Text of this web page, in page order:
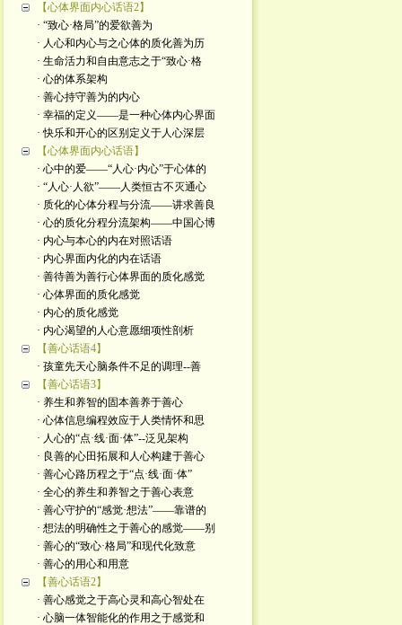
【心体界面内心话语2】
· “致心·格局”的爱欲善为
· 人心和内心与之心体的质化善为历
· 生命活力和自由意志之于“致心·格
· 心的体系架构
· 善心持守善为的内心
· 幸福的定义——是一种心体内心界面
· 快乐和开心的区别定义于人心深层
【心体界面内心话语】
· 心中的爱——“人心·内心”于心体的
· “人心·人欲”——人类恒古不灭通心
· 质化的心体分程与分流——讲求善良
· 心的质化分程分流架构——中国心博
· 内心与本心的内在对照话语
· 内心界面内化的内在话语
· 善待善为善行心体界面的质化感觉
· 心体界面的质化感觉
· 内心的质化感觉
· 内心渴望的人心意愿细项性剖析
【善心话语4】
· 孩童先天心脑条件不足的调理--善
【善心话语3】
· 养生和养智的固本善养于善心
· 心体信息编程效应于人类情怀和思
· 人心的“点·线·面·体”--泛见架构
· 良善的心田拓展和人心构建于善心
· 善心心路历程之于“点·线·面·体”
· 全心的养生和养智之于善心表意
· 善心守护的“感觉·想法”——靠谱的
· 想法的明确性之于善心的感觉——别
· 善心的“致心·格局”和现代化致意
· 善心的用心和用意
【善心话语2】
· 善心感觉之于高心灵和高心智处在
· 心脑一体智能化的作用之于感觉和